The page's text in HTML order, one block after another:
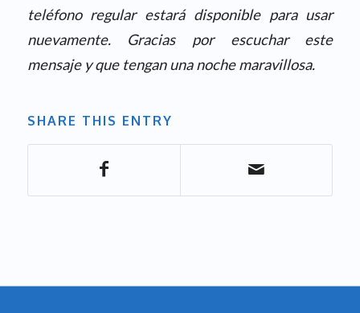
teléfono regular estará disponible para usar
nuevamente. Gracias por escuchar este
mensaje y que tengan una noche maravillosa.
SHARE THIS ENTRY